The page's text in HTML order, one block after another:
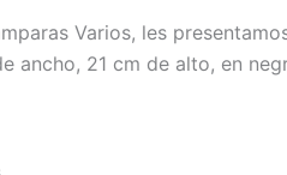
Varios, les
ancho, 21 cm de alto, en